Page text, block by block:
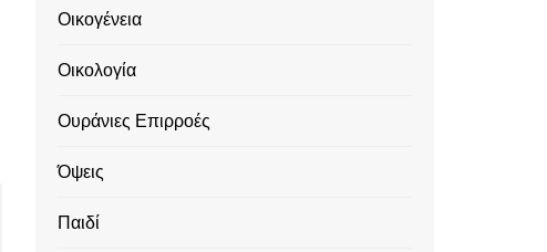
Οικογένεια
Οικολογία
Ουράνιες Επιρροές
Όψεις
Παιδί